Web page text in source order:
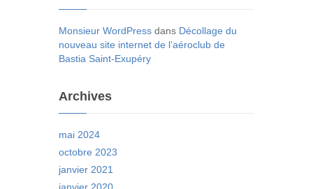
Monsieur WordPress dans Décollage du
nouveau site internet de l’aéroclub de
Bastia Saint-Exupéry
Archives
mai 2024
octobre 2023
janvier 2021
janvier 2020